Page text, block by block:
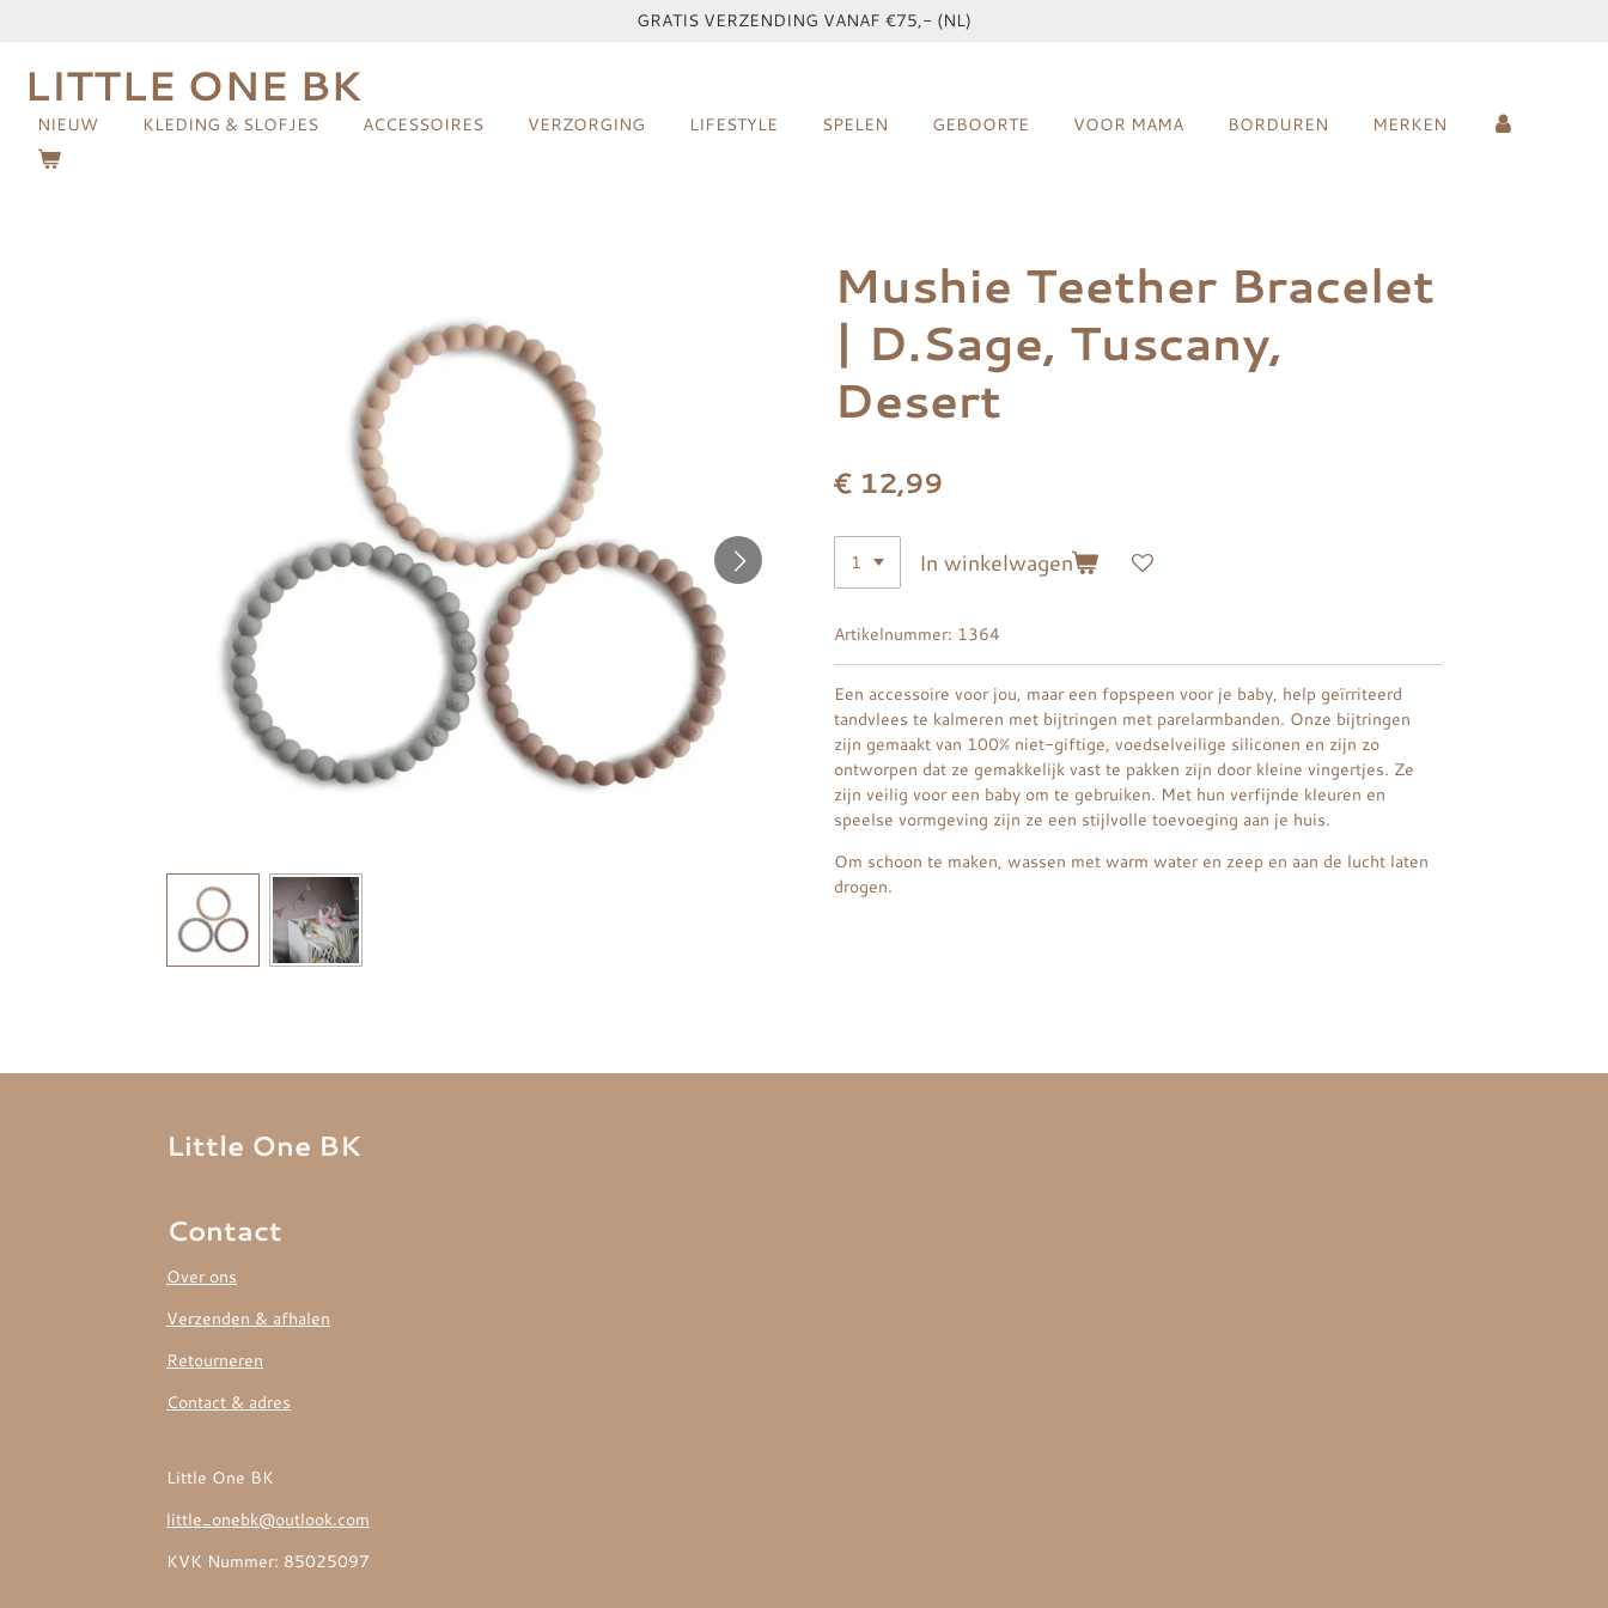
naar
de
hoofdinhoud
GRATIS VERZENDING VANAF €75,- (NL)
LITTLE ONE BK
NIEUW KLEDING & SLOFJES ACCESSOIRES VERZORGING LIFESTYLE SPELEN GEBOORTE VOOR MAMA BORDUREN MERKEN
Mushie Teether Bracelet
| D.Sage, Tuscany,
Desert
€ 12,99
In winkelwagen
Artikelnummer: 1364
Een accessoire voor jou, maar een fopspeen voor je baby, help geïrriteerd
tandvlees te kalmeren met bijtringen met parelarmbanden. Onze bijtringen
zijn gemaakt van 100% niet-giftige, voedselveilige siliconen en zijn zo
ontworpen dat ze gemakkelijk vast te pakken zijn door kleine vingertjes. Ze
zijn veilig voor een baby om te gebruiken. Met hun verfijnde kleuren en
speelse vormgeving zijn ze een stijlvolle toevoeging aan je huis.
Om schoon te maken, wassen met warm water en zeep en aan de lucht laten
drogen.
Little One BK
Contact
Over ons
Verzenden & afhalen
Retourneren
Contact & adres
Little One BK
little_onebk@outlook.com
KVK Nummer: 85025097